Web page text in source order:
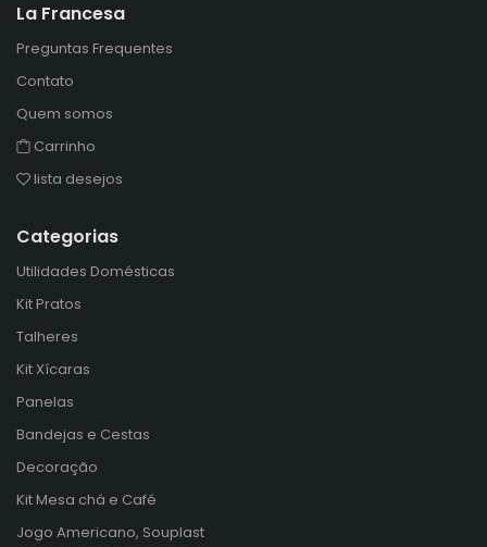
La Francesa
Preguntas Frequentes
Contato
Quem somos
Carrinho
lista desejos
Categorias
Utilidades Domésticas
Kit Pratos
Talheres
Kit Xícaras
Panelas
Bandejas e Cestas
Decoração
Kit Mesa chá e Café
Jogo Americano, Souplast